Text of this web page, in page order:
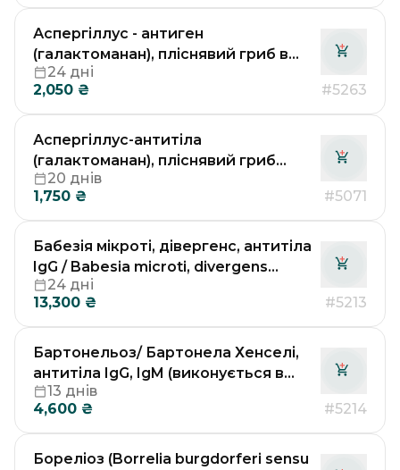
Аспергіллус - антиген
(галактоманан), пліснявий гриб в
сироватці/ Aspergillus (виконується
в лабораторії Др. Рьодгера у
Німеччині)
24 дні
2,050 ₴ #5263
Аспергіллус-антитіла
(галактоманан), пліснявий гриб
(виконується в лабораторії Др.
Рьодгера у Німеччині)
20 днів
1,750 ₴ #5071
Бабезія мікроті, дівергенс, антитіла
IgG / Babesia microti, divergens
(виконується в лабораторії Др.
Рьодгера у Німеччині)
24 дні
13,300 ₴ #5213
Бартонельоз/ Бартонела Хенселі,
антитіла IgG, IgM (виконується в
лабораторії Др. Рьодгера у
Німеччині)
13 днів
4,600 ₴ #5214
Бореліоз (Borrelia burgdorferi sensu